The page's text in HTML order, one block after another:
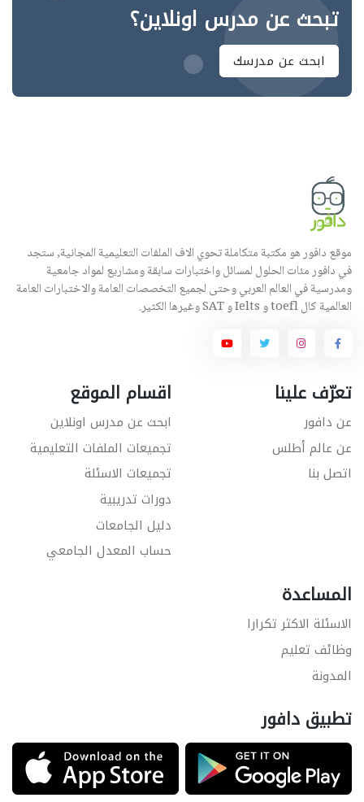
تبحث عن مدرس اونلاين؟
ابحث عن مدرسك
موقع دافور هو مكتبة متكاملة تحوي الاف الملفات التعليمية المجانية, ستجد
في دافور مئات الحلول لمسائل واختبارات سابقة ومشاريع لمواد جامعية
ومدرسية في العالم العربي وحتى لجميع التخصصات العامة والاختبارات العامة
العالمية كال toefl و Ielts و SAT وغيرها الكثير.
تعرّف علينا
عن دافور
عن عالم أطلس
اتصل بنا
اقسام الموقع
ابحث عن مدرس اونلاين
تجميعات الملفات التعليمية
تجميعات الاسئلة
دورات تدريبية
دليل الجامعات
حساب المعدل الجامعي
المساعدة
الاسئلة الاكثر تكرارا
وظائف تعليم
المدونة
تطبيق دافور